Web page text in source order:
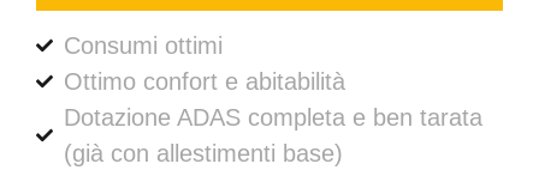
Consumi ottimi
Ottimo confort e abitabilità
Dotazione ADAS completa e ben tarata
(già con allestimenti base)